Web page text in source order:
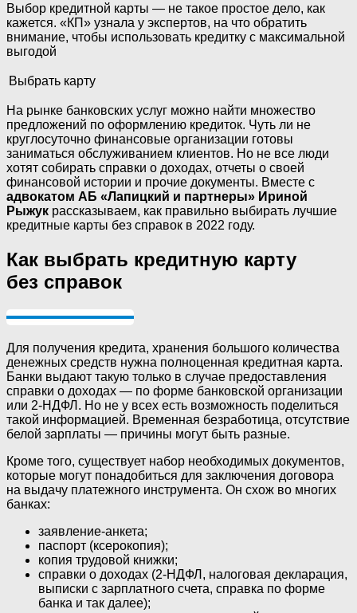
Выбор кредитной карты — не такое простое дело, как
кажется. «КП» узнала у экспертов, на что обратить
внимание, чтобы использовать кредитку с максимальной
выгодой
Выбрать карту
На рынке банковских услуг можно найти множество
предложений по оформлению кредиток. Чуть ли не
круглосуточно финансовые организации готовы
заниматься обслуживанием клиентов. Но не все люди
хотят собирать справки о доходах, отчеты о своей
финансовой истории и прочие документы. Вместе с
адвокатом АБ «Лапицкий и партнеры» Ириной
Рыжук рассказываем, как правильно выбирать лучшие
кредитные карты без справок в 2022 году.
Как выбрать кредитную карту
без справок
Для получения кредита, хранения большого количества
денежных средств нужна полноценная кредитная карта.
Банки выдают такую только в случае предоставления
справки о доходах — по форме банковской организации
или 2-НДФЛ. Но не у всех есть возможность поделиться
такой информацией. Временная безработица, отсутствие
белой зарплаты — причины могут быть разные.
Кроме того, существует набор необходимых документов,
которые могут понадобиться для заключения договора
на выдачу платежного инструмента. Он схож во многих
банках:
заявление-анкета;
паспорт (ксерокопия);
копия трудовой книжки;
справки о доходах (2-НДФЛ, налоговая декларация,
выписки с зарплатного счета, справка по форме
банка и так далее);